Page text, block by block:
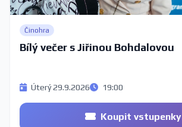
Činohra
Bílý večer s Jiřinou Bohdalovou
Úterý 29.9.2026 19:00
Koupit vstupenky